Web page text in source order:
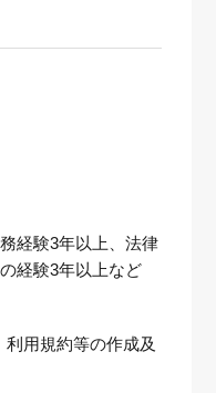
経験3年以上、法律
経験3年以上など
用規約等の作成及